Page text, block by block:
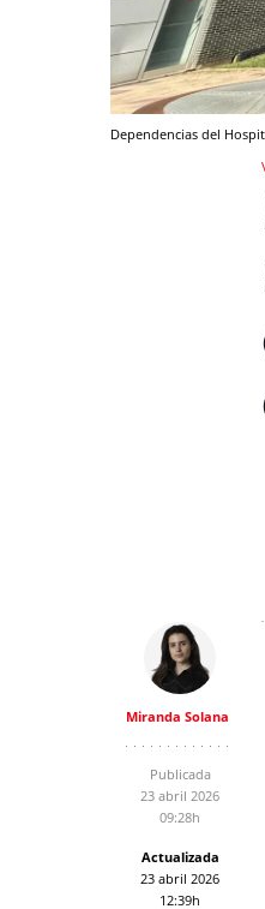
Dependencias del
Miranda Solana
Publicada
23 abril 2026
09:28h
Actualizada
23 abril 2026
12:39h